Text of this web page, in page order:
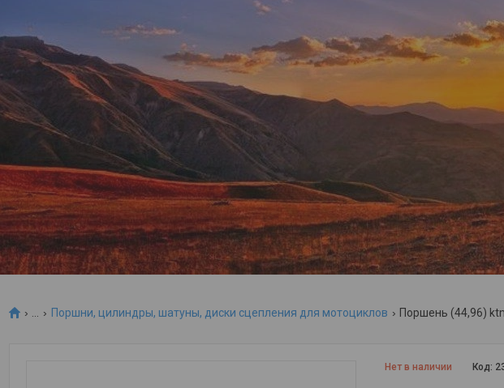
Поршни, цилиндры, шатуны, диски сцепления для мотоциклов
Нет в наличии Код: